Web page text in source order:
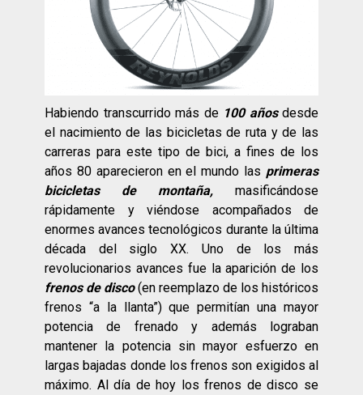
Habiendo transcurrido más de 100 años desde
el nacimiento de las bicicletas de ruta y de las
carreras para este tipo de bici, a fines de los
años 80 aparecieron en el mundo las primeras
bicicletas de montaña, masificándose
rápidamente y viéndose acompañados de
enormes avances tecnológicos durante la última
década del siglo XX. Uno de los más
revolucionarios avances fue la aparición de los
frenos de disco(en reemplazo de los históricos
frenos “a la llanta”) que permitían una mayor
potencia de frenado y además lograban
mantener la potencia sin mayor esfuerzo en
largas bajadas donde los frenos son exigidos al
máximo. Al día de hoy los frenos de disco se